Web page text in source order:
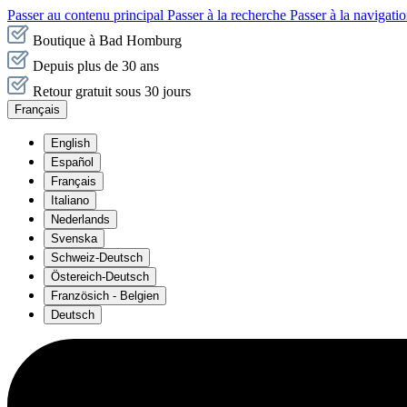
Passer au contenu principal Passer à la recherche Passer à la
Boutique à Bad Homburg
Depuis plus de 30 ans
Retour gratuit sous 30 jours
Français
English
Español
Français
Italiano
Nederlands
Svenska
Schweiz-Deutsch
Östereich-Deutsch
Französich - Belgien
Deutsch